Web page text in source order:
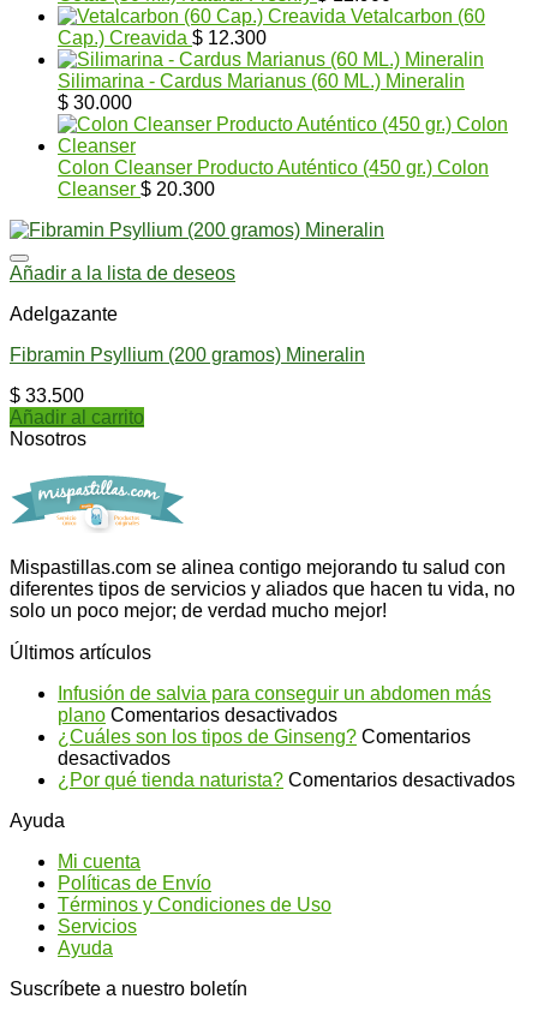
Vetalcarbon (60
Cap.) Creavida $ 12.300
Silimarina - Cardus Marianus (60 ML.) Mineralin
$ 30.000
Colon Cleanser Producto Auténtico (450 gr.) Colon
Cleanser $ 20.300
Añadir a la lista de deseos
Adelgazante
Fibramin Psyllium (200 gramos) Mineralin
$ 33.500
Añadir al carrito
Nosotros
Mispastillas.com se alinea contigo mejorando tu salud con
diferentes tipos de servicios y aliados que hacen tu vida, no
solo un poco mejor; de verdad mucho mejor!
Últimos artículos
Infusión de salvia para conseguir un abdomen más
plano Comentarios desactivadosen
Infusión
salvia
¿Cuáles son los tipos de Ginseng? Comentarios
desactivadosen
¿Cuáles
Ginseng?
¿Por qué tienda naturista? Comentarios desactivadosen
Ayuda
Mi cuenta
Políticas de Envío
Términos y Condiciones de Uso
Servicios
Ayuda
Suscríbete a nuestro boletín